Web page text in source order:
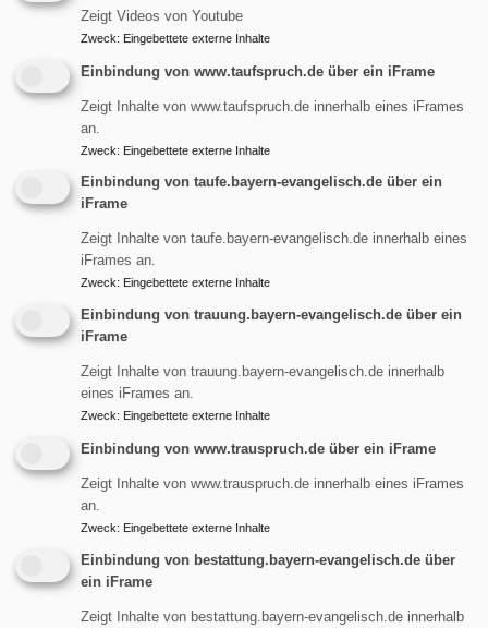
Ihre Spenden tragen dazu bei, dass wir unsere vielfältigen
Aufgaben und Projekte umsetzen können. Hier sind einige
Bereiche, für die Ihre finanzielle Unterstützung von großer
Bedeutung ist:
1. Gottesdienste und spirituelle Angebote:
helfen uns, inspirierende Gottesdienste und spirituelle
Veranstaltungen anzubieten, die Menschen in ihrer Suche
2. Gemeindearbeit:
Gemeindearbeit weiterentwickeln und ausbauen. Dazu
Zeigt Videos von Youtube
Zweck: Eingebettete externe Inhalte
Einbindung von www.taufspruch.de über ein iFrame
Zeigt Inhalte von www.taufspruch.de innerhalb eines iFrames
an.
Zweck: Eingebettete externe Inhalte
Einbindung von taufe.bayern-evangelisch.de über ein
iFrame
Zeigt Inhalte von taufe.bayern-evangelisch.de innerhalb eines
iFrames an.
Zweck: Eingebettete externe Inhalte
Einbindung von trauung.bayern-evangelisch.de über ein
iFrame
Zeigt Inhalte von trauung.bayern-evangelisch.de innerhalb
eines iFrames an.
Zweck: Eingebettete externe Inhalte
Einbindung von www.trauspruch.de über ein iFrame
Zeigt Inhalte von www.trauspruch.de innerhalb eines iFrames
an.
Zweck: Eingebettete externe Inhalte
Einbindung von bestattung.bayern-evangelisch.de über
ein iFrame
Zeigt Inhalte von bestattung.bayern-evangelisch.de innerhalb